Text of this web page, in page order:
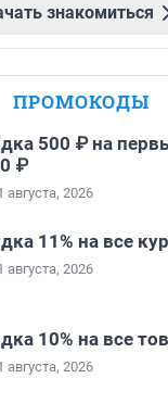
знакомиться
ПРОМОКОДЫ
500 ₽ на
₽
августа, 2026
11% на все
августа, 2026
10% на все
августа, 2026